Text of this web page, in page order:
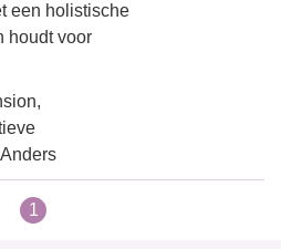
een holistische
houdt voor
1